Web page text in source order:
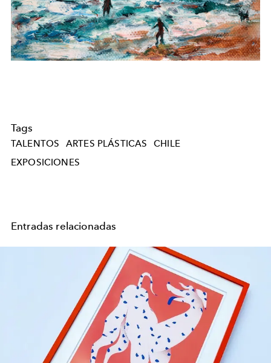
Tags
TALENTOS ARTES PLÁSTICAS
CHILE
EXPOSICIONES
Entradas relacionadas